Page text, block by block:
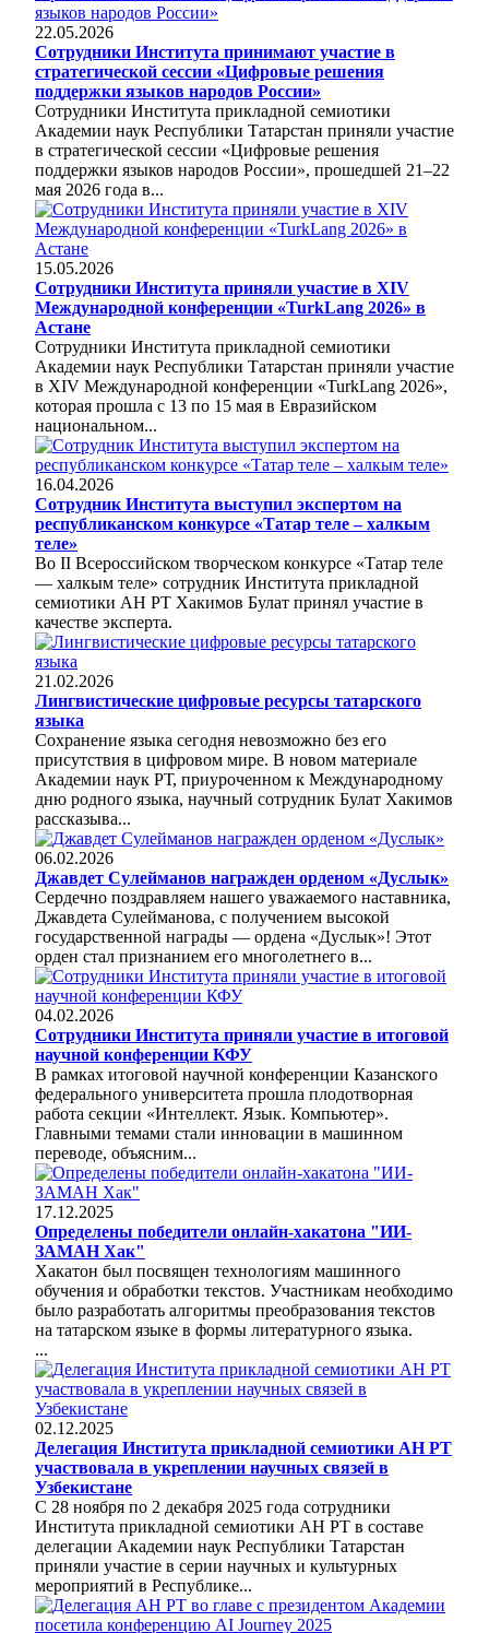
22.05.2026
Сотрудники Института принимают участие в
стратегической сессии «Цифровые решения
поддержки языков народов России»
Сотрудники Института прикладной семиотики
Академии наук Республики Татарстан приняли участие
в стратегической сессии «Цифровые решения
поддержки языков народов России», прошедшей 21–22
мая 2026 года в...
15.05.2026
Сотрудники Института приняли участие в XIV
Международной конференции «TurkLang 2026» в
Астане
Сотрудники Института прикладной семиотики
Академии наук Республики Татарстан приняли участие
в XIV Международной конференции «TurkLang 2026»,
которая прошла с 13 по 15 мая в Евразийском
национальном...
16.04.2026
Сотрудник Института выступил экспертом на
республиканском конкурсе «Татар теле – халкым
теле»
Во II Всероссийском творческом конкурсе «Татар теле
— халкым теле» сотрудник Института прикладной
семиотики АН РТ Хакимов Булат принял участие в
качестве эксперта.
21.02.2026
Лингвистические цифровые ресурсы татарского
языка
Сохранение языка сегодня невозможно без его
присутствия в цифровом мире. В новом материале
Академии наук РТ, приуроченном к Международному
дню родного языка, научный сотрудник Булат Хакимов
рассказыва...
06.02.2026
Джавдет Сулейманов награжден орденом «Дуслык»
Сердечно поздравляем нашего уважаемого наставника,
Джавдета Сулейманова, с получением высокой
государственной награды — ордена «Дуслык»! Этот
орден стал признанием его многолетнего в...
04.02.2026
Сотрудники Института приняли участие в итоговой
научной конференции КФУ
В рамках итоговой научной конференции Казанского
федерального университета прошла плодотворная
работа секции «Интеллект. Язык. Компьютер».
Главными темами стали инновации в машинном
переводе, объясним...
17.12.2025
Определены победители онлайн-хакатона "ИИ-
ЗАМАН Хак"
Хакатон был посвящен технологиям машинного
обучения и обработки текстов. Участникам необходимо
было разработать алгоритмы преобразования текстов
на татарском языке в формы литературного языка.
...
02.12.2025
Делегация Института прикладной семиотики АН РТ
участвовала в укреплении научных связей в
Узбекистане
С 28 ноября по 2 декабря 2025 года сотрудники
Института прикладной семиотики АН РТ в составе
делегации Академии наук Республики Татарстан
приняли участие в серии научных и культурных
мероприятий в Республике...